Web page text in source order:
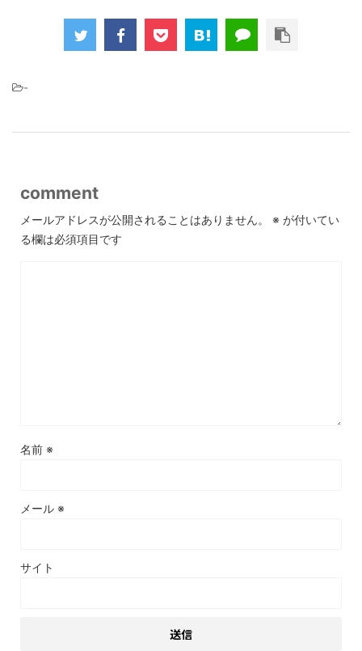
-
comment
メールアドレスが公開されることはありません。 ※ が付いてい
る欄は必須項目です
名前 ※
メール ※
サイト